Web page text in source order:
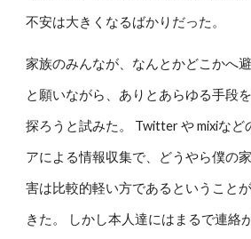
不安は大きくなるばかりだった。
家族のみんなが、なんとかどこかへ
と願いながら、ありとあらゆる手段
探ろうと試みた。 Twitter や mixiなど
アによる情報収集で、どうやら僕の
害は比較的軽い方であるということ
きた。 しかし本人達にはまるで連絡